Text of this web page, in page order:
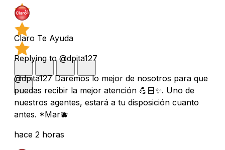
Claro Te Ayuda
Replying to @dpita127
@dpita127 Daremos lo mejor de nosotros para que
puedas recibir la mejor atención 💪🏻✨. Uno de
nuestros agentes, estará a tu disposición cuanto
antes. *Mar🫐
hace 2 horas